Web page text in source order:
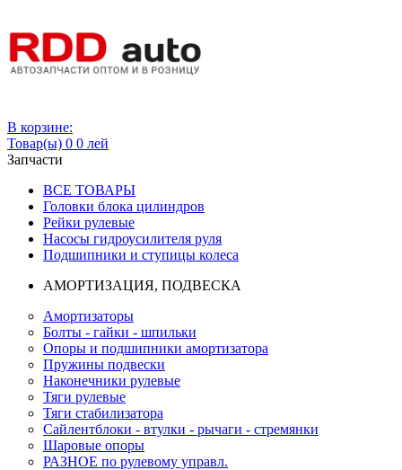
В корзине:
Товар(ы) 0 0 лей
Запчасти
ВСЕ ТОВАРЫ
Головки блока цилиндров
Рейки рулевые
Насосы гидроусилителя руля
Подшипники и ступицы колеса
АМОРТИЗАЦИЯ, ПОДВЕСКА
Амортизаторы
Болты - гайки - шпильки
Опоры и подшипники амортизатора
Пружины подвески
Наконечники рулевые
Тяги рулевые
Тяги стабилизатора
Сайлентблоки - втулки - рычаги - стремянки
Шаровые опоры
РАЗНОЕ по рулевому управл.